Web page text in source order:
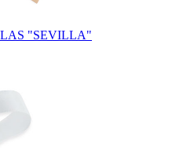
"SEVILLA"